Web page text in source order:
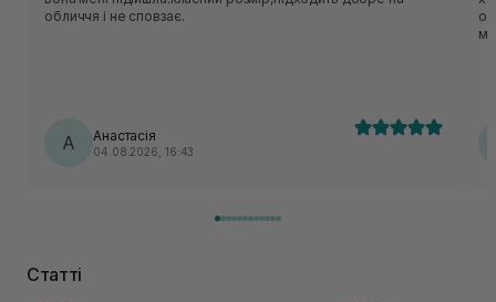
обличчя і не сповзає.
А Анастасія
04.08.2026, 16:43
Статті